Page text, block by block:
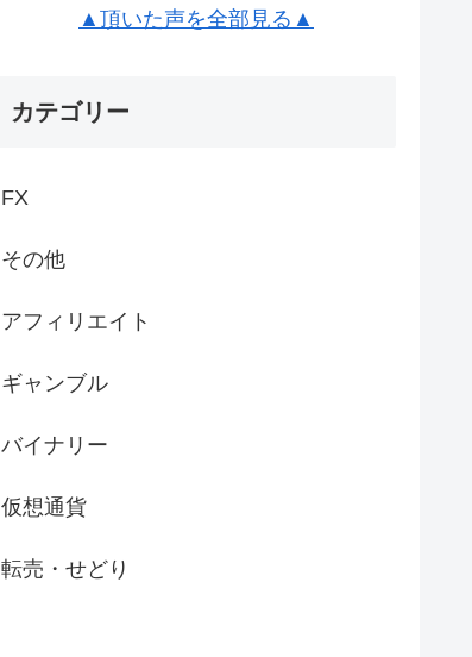
▲頂いた声を全部見る▲
カテゴリー
FX
その他
アフィリエイト
ギャンブル
バイナリー
仮想通貨
転売・せどり